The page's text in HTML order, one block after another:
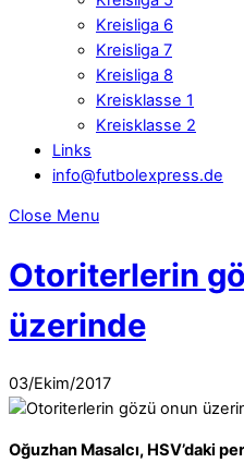
Kreisliga 6
Kreisliga 7
Kreisliga 8
Kreisklasse 1
Kreisklasse 2
Links
info@futbolexpress.de
Close Menu
Otoriterlerin
üzerinde
03/Ekim/2017
Oğuzhan Masalcı, HSV’daki